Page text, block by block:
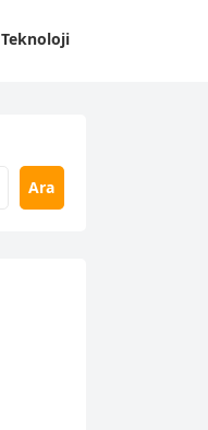
Teknoloji
Ara